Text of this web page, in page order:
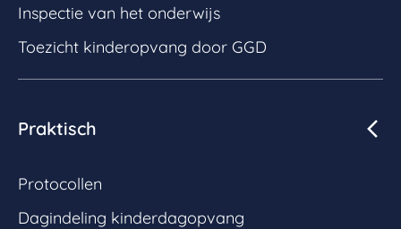
Inspectie van het onderwijs
Toezicht kinderopvang door GGD
Praktisch
Protocollen
Dagindeling kinderdagopvang